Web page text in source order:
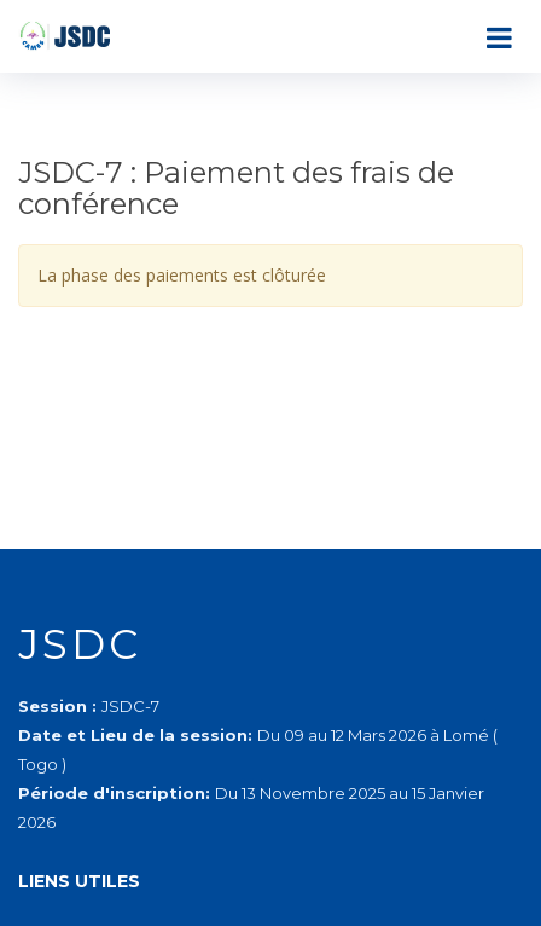
JSDC-7 : Paiement des frais de
conférence
La phase des paiements est clôturée
JSDC
Session : JSDC-7
Date et Lieu de la session: Du 09 au 12 Mars 2026 à Lomé (
Togo )
Période d'inscription: Du 13 Novembre 2025 au 15 Janvier
2026
LIENS UTILES